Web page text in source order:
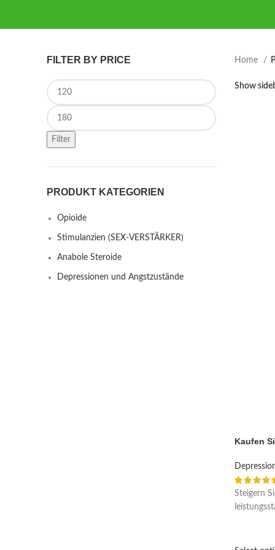
FILTER BY PRICE
Min price
Max price
Filter
PRODUKT KATEGORIEN
Opioide
Stimulanzien (SEX-VERSTÄRKER)
Anabole Steroide
Depressionen und Angstzustände
Home
Show
Kaufen
Steigern